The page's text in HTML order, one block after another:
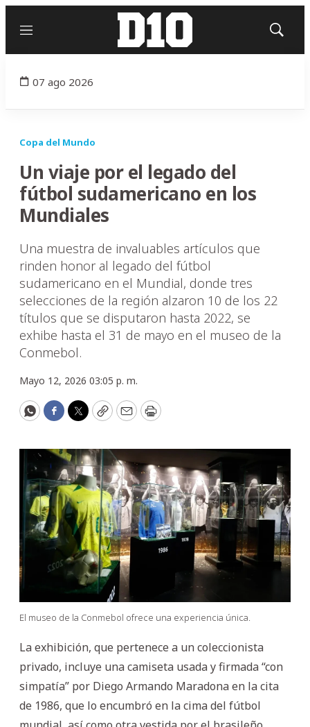
Menú
Mostrar
07 ago 2026
Copa del Mundo
Un viaje por el legado del
fútbol sudamericano en los
Mundiales
Una muestra de invaluables artículos que
rinden honor al legado del fútbol
sudamericano en el Mundial, donde tres
selecciones de la región alzaron 10 de los 22
títulos que se disputaron hasta 2022, se
exhibe hasta el 31 de mayo en el museo de la
Conmebol.
Mayo 12, 2026 03:05 p. m.
WhatsApp
Facebook
Twitter
CopyEmailPrint
El museo de la Conmebol ofrece una experiencia única.
La exhibición, que pertenece a un coleccionista
privado, incluye una camiseta usada y firmada “con
simpatía” por Diego Armando Maradona en la cita
de 1986, que lo encumbró en la cima del fútbol